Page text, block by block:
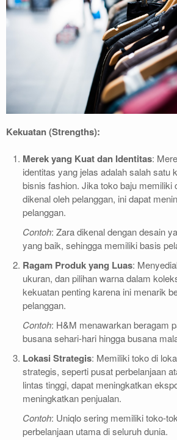
Kekuatan (Strengths):
Merek yang Kuat dan Identitas:
identitas yang jelas adalah salah satu
bisnis fashion. Jika toko baju memiliki
dikenal oleh pelanggan, ini dapat
pelanggan.
Contoh: Zara dikenal dengan desain
yang baik, sehingga memiliki basis
Ragam Produk yang Luas:
ukuran, dan pilihan warna dalam
kekuatan penting karena ini menarik
pelanggan.
Contoh: H&M menawarkan beragam
busana sehari-hari hingga busana
Lokasi Strategis: Memiliki toko di
strategis, seperti pusat perbelanjaan
lintas tinggi, dapat meningkatkan
meningkatkan penjualan.
Contoh: Uniqlo sering memiliki toko-
perbelanjaan utama di seluruh dunia.